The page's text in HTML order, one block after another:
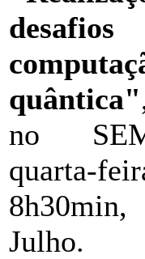
quântica"
no
Julho.